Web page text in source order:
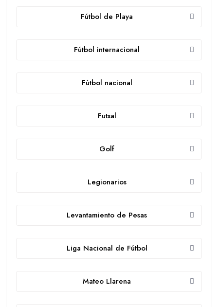
Fútbol de Playa
Fútbol internacional
Fútbol nacional
Futsal
Golf
Legionarios
Levantamiento de Pesas
Liga Nacional de Fútbol
Mateo Llarena